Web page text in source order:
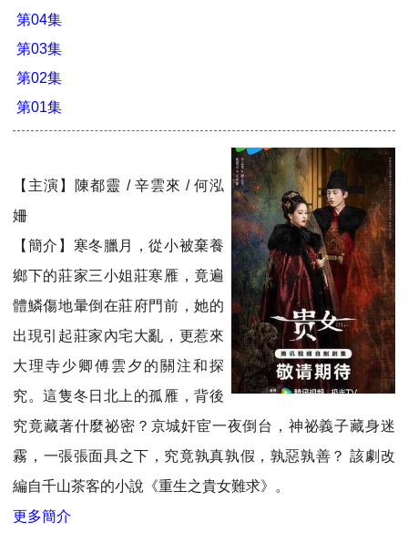
第04集
第03集
第02集
第01集
【主演】陳都靈 / 辛雲來 / 何泓
姍
【簡介】寒冬臘月，從小被棄養
鄉下的莊家三小姐莊寒雁，竟遍
體鱗傷地暈倒在莊府門前，她的
出現引起莊家內宅大亂，更惹來
大理寺少卿傅雲夕的關注和探
究。這隻冬日北上的孤雁，背後
究竟藏著什麼祕密？京城奸宦一夜倒台，神祕義子藏身迷
霧，一張張面具之下，究竟孰真孰假，孰惡孰善？ 該劇改
編自千山茶客的小說《重生之貴女難求》。
更多簡介